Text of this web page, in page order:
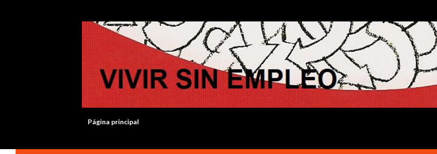
Página principal